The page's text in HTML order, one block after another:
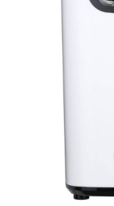
Sandwich maker